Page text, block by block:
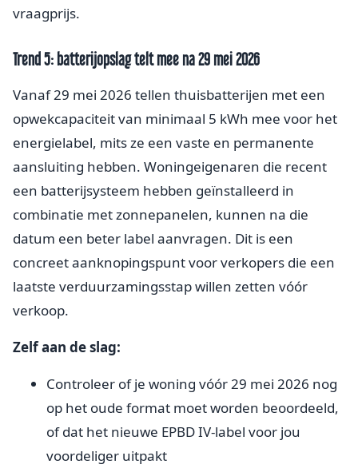
vraagprijs.
Trend 5: batterijopslag telt mee na 29 mei 2026
Vanaf 29 mei 2026 tellen thuisbatterijen met een
opwekcapaciteit van minimaal 5 kWh mee voor het
energielabel, mits ze een vaste en permanente
aansluiting hebben. Woningeigenaren die recent
een batterijsysteem hebben geïnstalleerd in
combinatie met zonnepanelen, kunnen na die
datum een beter label aanvragen. Dit is een
concreet aanknopingspunt voor verkopers die een
laatste verduurzamingsstap willen zetten vóór
verkoop.
Zelf aan de slag:
Controleer of je woning vóór 29 mei 2026 nog
op het oude format moet worden beoordeeld,
of dat het nieuwe EPBD IV-label voor jou
voordeliger uitpakt